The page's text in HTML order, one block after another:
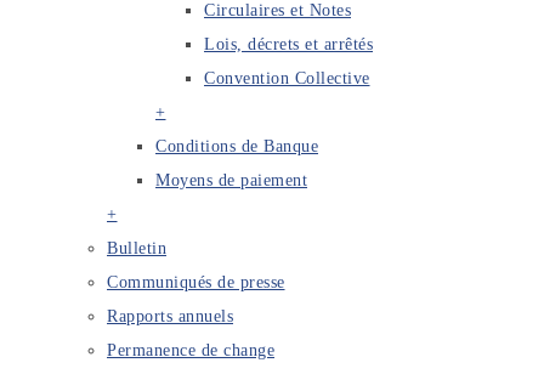
Circulaires et Notes
Lois, décrets et arrêtés
Convention Collective
+
Conditions de Banque
Moyens de paiement
+
Bulletin
Communiqués de presse
Rapports annuels
Permanence de change